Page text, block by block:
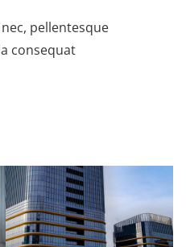
pellentesque
consequat